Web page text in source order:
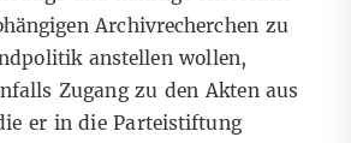
Archivrecherchen zu
anstellen wollen,
Zugang zu den Akten aus
er in die Parteistiftung